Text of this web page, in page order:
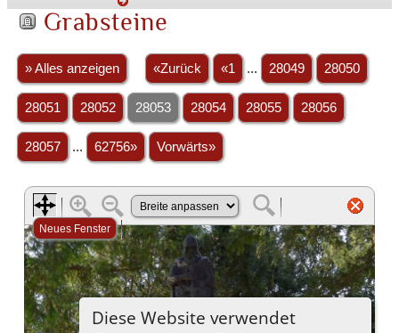
Grabsteine
» Alles anzeigen «Zurück «1 ... 28049 28050
28051 28052 28053 28054 28055 28056
28057 ... 62756» Vorwärts»